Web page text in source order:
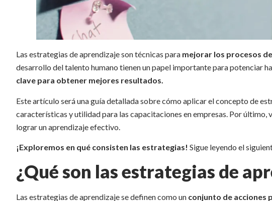
Las estrategias de aprendizaje son técnicas para mejorar los procesos
desarrollo del talento humano tienen un papel importante para potenciar
clave para obtener mejores resultados.
Este artículo será una guía detallada sobre cómo aplicar el concepto de
características y utilidad para las capacitaciones en empresas. Por
lograr un aprendizaje efectivo.
¡Exploremos en qué consisten las estrategias! Sigue leyendo el
¿Qué son las estrategias de
Las estrategias de aprendizaje se definen como un conjunto de acciones